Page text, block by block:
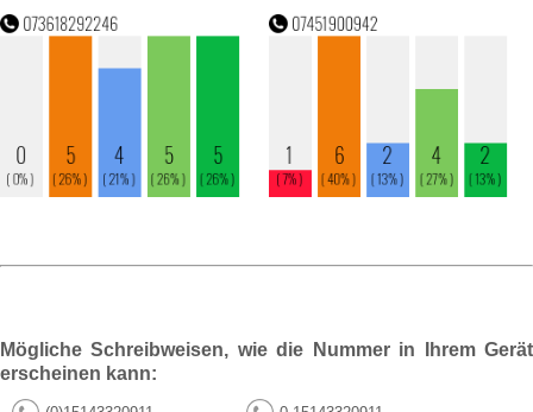
Mögliche Schreibweisen, wie die Nummer in Ihrem Gerät
erscheinen kann: